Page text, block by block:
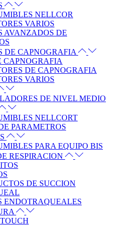
NELLCOR
VARIOS
AVANZADOS DE
DE CAPNOGRAFIA
CAPNOGRAFIA
DE CAPNOGRAFIA
VARIOS
DE NIVEL MEDIO
NELLCORT
PARAMETROS
PARA EQUIPO BIS
RESPIRACION
DE SUCCION
ENDOTRAQUEALES